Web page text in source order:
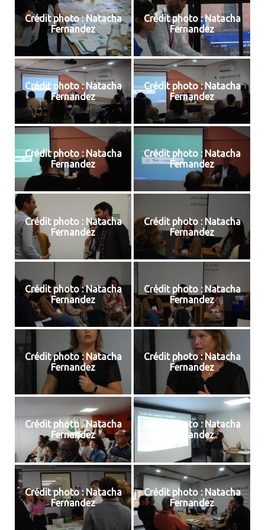
Crédit photo : Natacha
Fernandez
Crédit photo : Natacha
Fernandez
Crédit photo : Natacha
Fernandez
Crédit photo : Natacha
Fernandez
Crédit photo : Natacha
Fernandez
Crédit photo : Natacha
Fernandez
Crédit photo : Natacha
Fernandez
Crédit photo : Natacha
Fernandez
Crédit photo : Natacha
Fernandez
Crédit photo : Natacha
Fernandez
Crédit photo : Natacha
Fernandez
Crédit photo : Natacha
Fernandez
Crédit photo : Natacha
Fernandez
Crédit photo : Natacha
Fernandez
Crédit photo : Natacha
Fernandez
Crédit photo : Natacha
Fernandez